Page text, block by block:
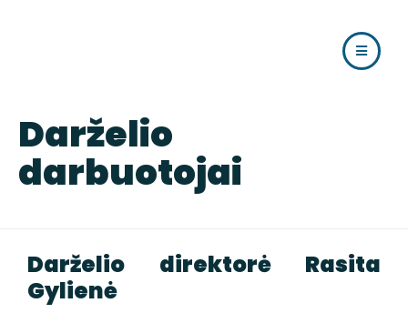
Darželio
darbuotojai
Darželio direktorė Rasita
Gylienė